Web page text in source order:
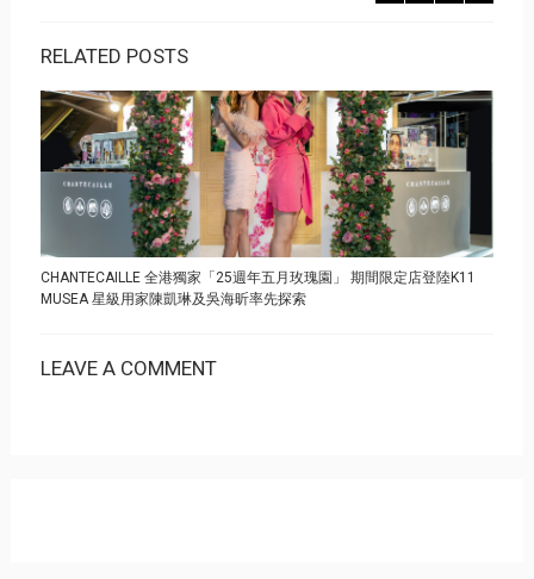
RELATED POSTS
CHANTECAILLE 全港獨家「25週年五月玫瑰園」 期間限定店登陸K11
MUSEA 星級用家陳凱琳及吳海昕率先探索
LEAVE A COMMENT